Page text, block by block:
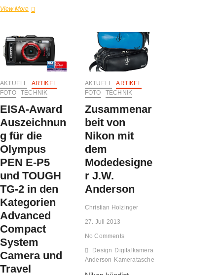
View MoreNeue
für
spiegellose
Systemkameras
und
Ultrazoom-
Kameras
von
Lowepro
Moto
von
Joby
bei
den
neuen
GorillaPod-
Stativen
im
Format.
AKTUELL
ARTIKEL
FOTO
TECHNIK
EISA-Award
Auszeichnun
g für die
Olympus
PEN E-P5
und TOUGH
TG-2 in den
Kategorien
Advanced
Compact
System
Camera und
Travel
AKTUELL
ARTIKEL
FOTO
TECHNIK
Zusammenar
beit von
Nikon mit
dem
Modedesigne
r J.W.
Anderson
Christian Holzinger
27. Juli 2013
No Comments
Design Digitalkamera
Anderson Kameratasche